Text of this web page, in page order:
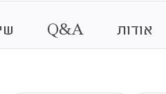
אודות Q&A